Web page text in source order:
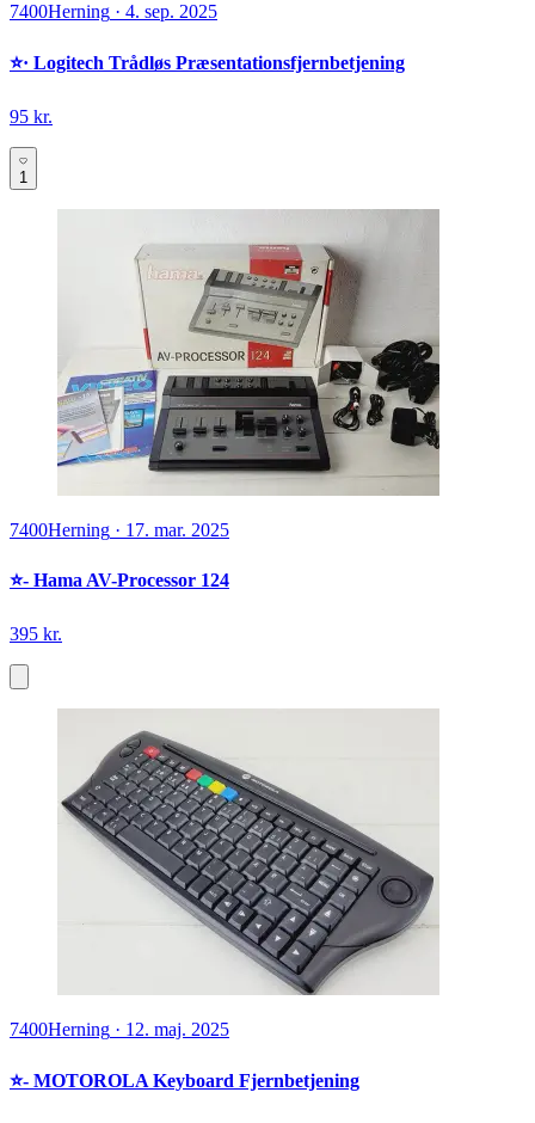
7400Herning · 4. sep. 2025
⭐️· Logitech Trådløs Præsentationsfjernbetjening
95 kr.
1
7400Herning · 17. mar. 2025
⭐️- Hama AV-Processor 124
395 kr.
7400Herning · 12. maj. 2025
⭐️- MOTOROLA Keyboard Fjernbetjening